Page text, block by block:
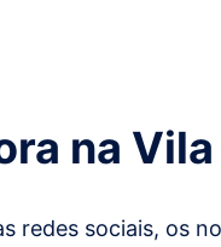
na
redes sociais, os